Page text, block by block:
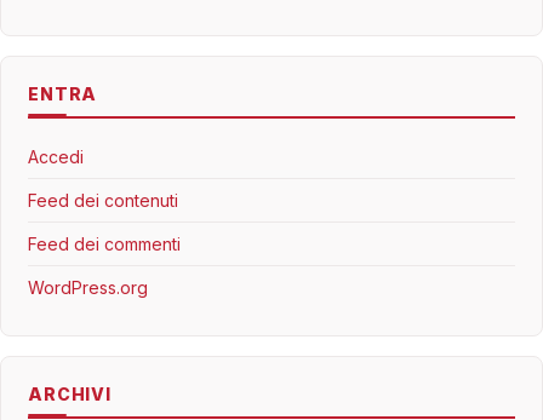
ENTRA
Accedi
Feed dei contenuti
Feed dei commenti
WordPress.org
ARCHIVI